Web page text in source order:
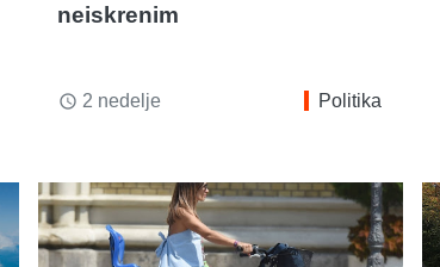
neiskrenim
access_time 2 nedelje Politika